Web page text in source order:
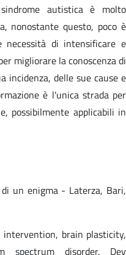
autistica è molto
nonostante questo, poco è
di intensificare e
migliorare la conoscenza di
incidenza, delle sue cause e
è l'unica strada per
possibilmente applicabili in
un enigma - Laterza, Bari,
intervention, brain plasticity,
disorder. Dev